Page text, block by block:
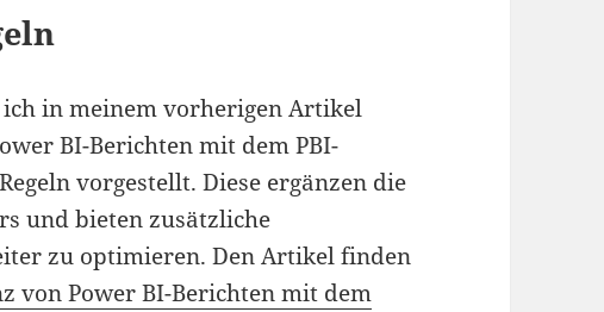
ich in meinem vorherigen Artikel
BI-Berichten mit dem PBI-
vorgestellt. Diese ergänzen die
und bieten zusätzliche
zu optimieren. Den Artikel finden
von Power BI-Berichten mit dem